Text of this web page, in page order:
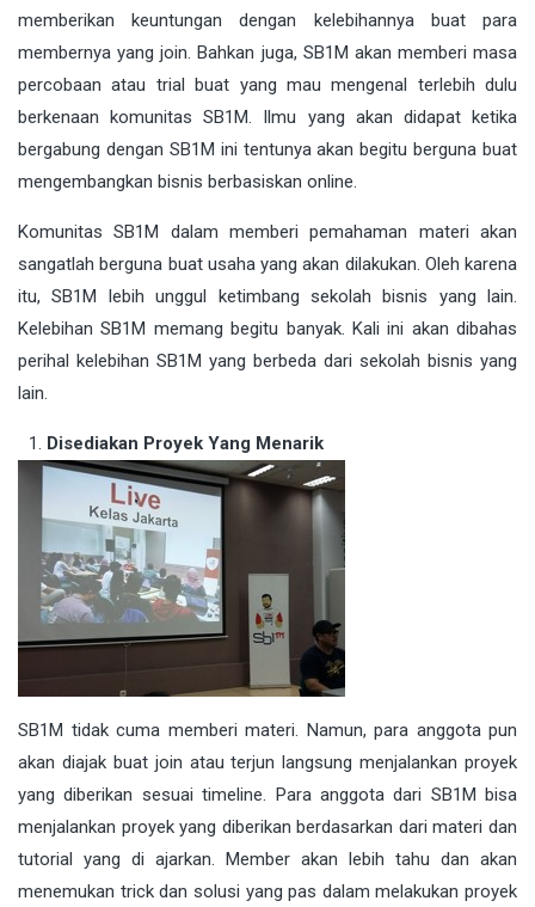
memberikan keuntungan dengan kelebihannya buat para
membernya yang join. Bahkan juga, SB1M akan memberi masa
percobaan atau trial buat yang mau mengenal terlebih dulu
berkenaan komunitas SB1M. Ilmu yang akan didapat ketika
bergabung dengan SB1M ini tentunya akan begitu berguna buat
mengembangkan bisnis berbasiskan online.
Komunitas SB1M dalam memberi pemahaman materi akan
sangatlah berguna buat usaha yang akan dilakukan. Oleh karena
itu, SB1M lebih unggul ketimbang sekolah bisnis yang lain.
Kelebihan SB1M memang begitu banyak. Kali ini akan dibahas
perihal kelebihan SB1M yang berbeda dari sekolah bisnis yang
lain.
Disediakan Proyek Yang Menarik
SB1M tidak cuma memberi materi. Namun, para anggota pun
akan diajak buat join atau terjun langsung menjalankan proyek
yang diberikan sesuai timeline. Para anggota dari SB1M bisa
menjalankan proyek yang diberikan berdasarkan dari materi dan
tutorial yang di ajarkan. Member akan lebih tahu dan akan
menemukan trick dan solusi yang pas dalam melakukan proyek